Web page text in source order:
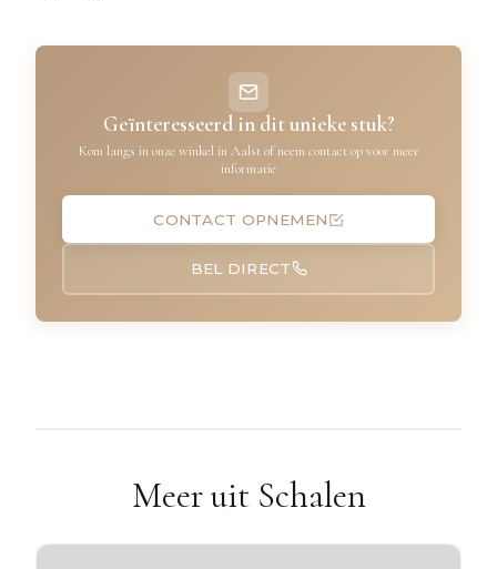
Geïnteresseerd in dit unieke stuk?
Kom langs in onze winkel in Aalst of neem contact op voor meer
informatie
CONTACT OPNEMEN
BEL DIRECT
Meer uit Schalen